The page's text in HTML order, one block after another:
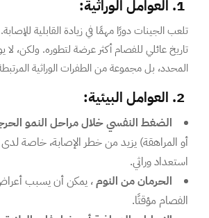
تلعب الجينات دورًا مهمًا في زيادة القابلية
تاريخ عائلي للفصام أكثر عرضة لتطوره. ولكن،
المحدد، بل مجموعة من الطفرات الوراثية
الضغط النفسي خلال مراحل النمو
أو المراهقة) يزيد من خطر الإصابة، خاصة
استعداد وراثي.
الحرمان من النوم، يمكن أن يسبب
الفصام مؤقتًا.